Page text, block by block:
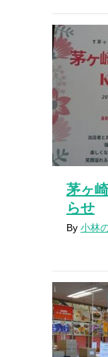
茅ヶ
らせ
By 小林